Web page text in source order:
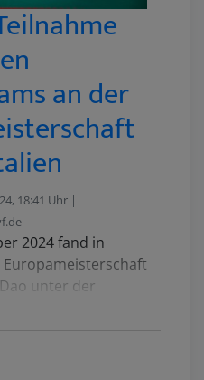
an der
18:41 Uhr |
2024 fand in
Europameisterschaft
unter der